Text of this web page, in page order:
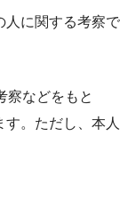
人に関する考察で
察などをもと
。ただし、本人